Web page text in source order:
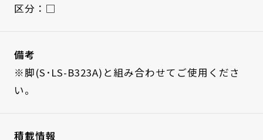
区分：□
備考
※脚(S･LS-B323A)と組み合わせてご使用くださ
い。
積載情報